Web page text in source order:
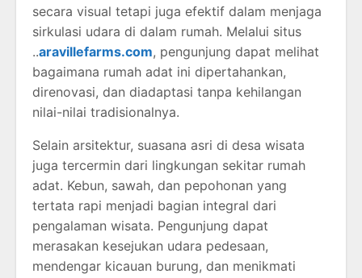
secara visual tetapi juga efektif dalam menjaga
sirkulasi udara di dalam rumah. Melalui situs
..aravillefarms.com, pengunjung dapat melihat
bagaimana rumah adat ini dipertahankan,
direnovasi, dan diadaptasi tanpa kehilangan
nilai-nilai tradisionalnya.
Selain arsitektur, suasana asri di desa wisata
juga tercermin dari lingkungan sekitar rumah
adat. Kebun, sawah, dan pepohonan yang
tertata rapi menjadi bagian integral dari
pengalaman wisata. Pengunjung dapat
merasakan kesejukan udara pedesaan,
mendengar kicauan burung, dan menikmati